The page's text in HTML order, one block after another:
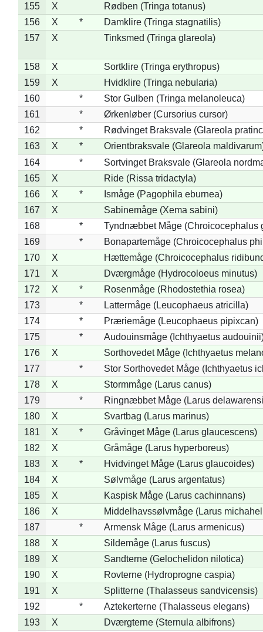
155
X
Rødben (Tringa totanus)
156
X *
Damklire (Tringa stagnatilis)
157
X Tinksmed (Tringa glareola)
158 X
Sortklire (Tringa erythropus)
159
X
Hvidklire (Tringa nebularia)
160
*
Stor Gulben (Tringa melanoleuca)
161
*
Ørkenløber (Cursorius cursor)
162
*
Rødvinget Braksvale (Glareola
163
X *
Orientbraksvale (Glareola
164
*
Sortvinget Braksvale (Glareola
165
X
Ride (Rissa tridactyla)
166
X *
Ismåge (Pagophila eburnea)
167
X
Sabinemåge (Xema sabini)
168
*
Tyndnæbbet Måge (Chroicocephalus
169
*
Bonapartemåge (Chroicocephalus
170
X
Hættemåge (Chroicocephalus
171
X
Dværgmåge (Hydrocoloeus minutus)
172
X *
Rosenmåge (Rhodostethia rosea)
173
*
Lattermåge (Leucophaeus atricilla)
174
*
Præriemåge (Leucophaeus pipixcan)
175
*
Audouinsmåge (Ichthyaetus
176
X
Sorthovedet Måge (Ichthyaetus
177
*
Stor Sorthovedet Måge (Ichthyaetus
178
X
Stormmåge (Larus canus)
179
*
Ringnæbbet Måge (Larus
180
X
Svartbag (Larus marinus)
181
X *
Gråvinget Måge (Larus glaucescens)
182
X
Gråmåge (Larus hyperboreus)
183
X *
Hvidvinget Måge (Larus glaucoides)
184
X
Sølvmåge (Larus argentatus)
185
X
Kaspisk Måge (Larus cachinnans)
186
X
Middelhavssølvmåge (Larus
187
*
Armensk Måge (Larus armenicus)
188
X
Sildemåge (Larus fuscus)
189
X
Sandterne (Gelochelidon nilotica)
190
X
Rovterne (Hydroprogne caspia)
191
X
Splitterne (Thalasseus sandvicensis)
192
*
Aztekerterne (Thalasseus elegans)
193
X
Dværgterne (Sternula albifrons)